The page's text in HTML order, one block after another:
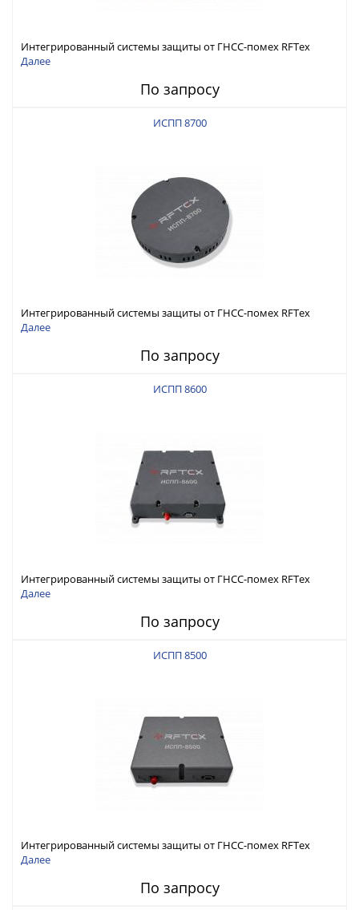
Интегрированный системы защиты от ГНСС-помех RFТех
ИСПП 8800
Далее
По запросу
ИСПП 8700
Интегрированный системы защиты от ГНСС-помех RFТех
ИСПП 8700
Далее
По запросу
ИСПП 8600
Интегрированный системы защиты от ГНСС-помех RFТех
ИСПП 8600
Далее
По запросу
ИСПП 8500
Интегрированный системы защиты от ГНСС-помех RFТех
ИСПП 8500
Далее
По запросу